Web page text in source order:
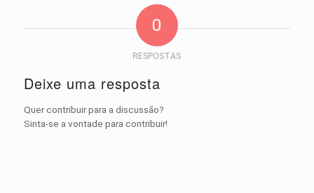
0
RESPOSTAS
Deixe uma resposta
Quer contribuir para a discussão?
Sinta-se a vontade para contribuir!